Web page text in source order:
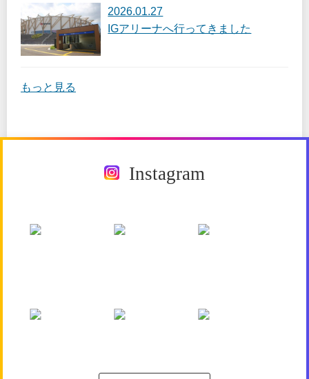
2026.01.27
IGアリーナへ行ってきました
もっと見る
Instagram